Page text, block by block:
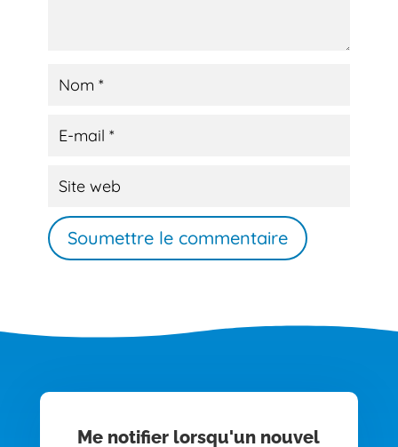
Soumettre le commentaire
Me notifier lorsqu'un nouvel